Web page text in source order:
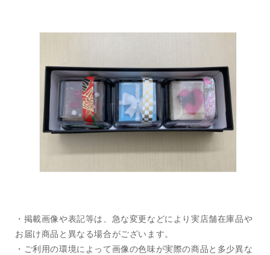
・掲載画像や表記等は、急な変更などにより実店舗在庫品や
お届け商品と異なる場合がございます。
・ご利用の環境によって画像の色味が実際の商品と多少異な